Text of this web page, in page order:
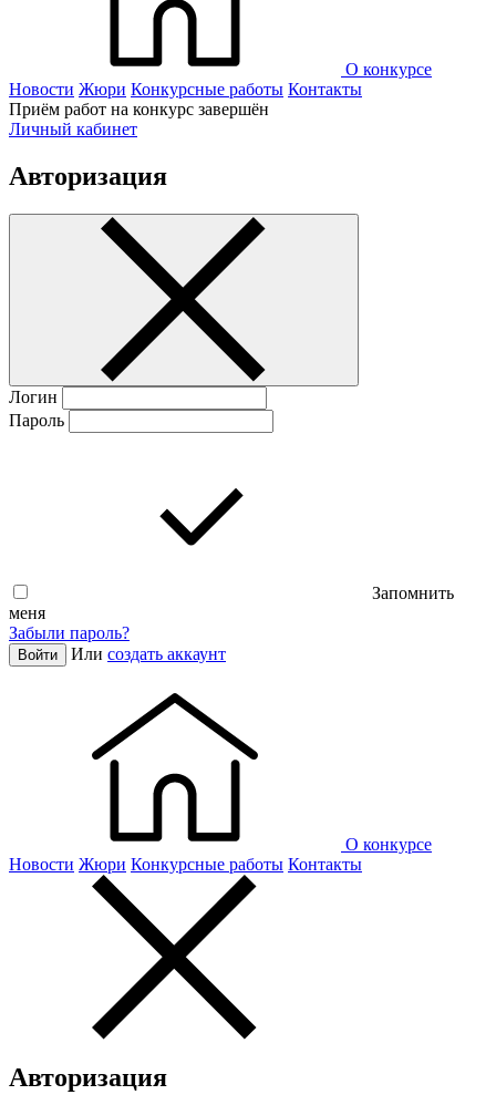
О конкурсе
Новости Жюри Конкурсные работы Контакты
Приём работ на конкурс завершён
Личный кабинет
Авторизация
Логин
Пароль
Запомнить
меня
Забыли пароль?
Войти Или создать аккаунт
О конкурсе
Новости Жюри Конкурсные работы Контакты
Авторизация